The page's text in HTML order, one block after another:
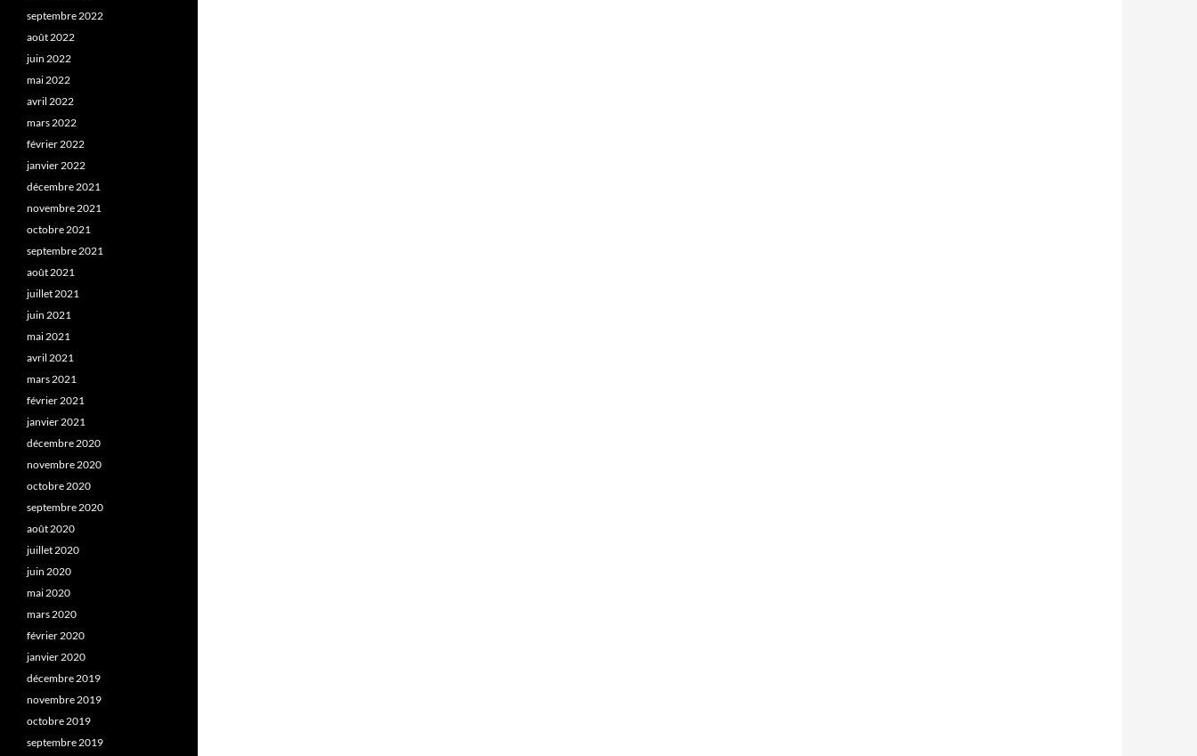
septembre 2022
août 2022
juin 2022
mai 2022
avril 2022
mars 2022
février 2022
janvier 2022
décembre 2021
novembre 2021
octobre 2021
septembre 2021
août 2021
juillet 2021
juin 2021
mai 2021
avril 2021
mars 2021
février 2021
janvier 2021
décembre 2020
novembre 2020
octobre 2020
septembre 2020
août 2020
juillet 2020
juin 2020
mai 2020
mars 2020
février 2020
janvier 2020
décembre 2019
novembre 2019
octobre 2019
septembre 2019